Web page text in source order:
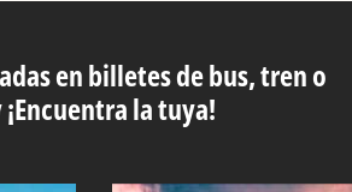
en billetes de bus, tren o
la tuya!